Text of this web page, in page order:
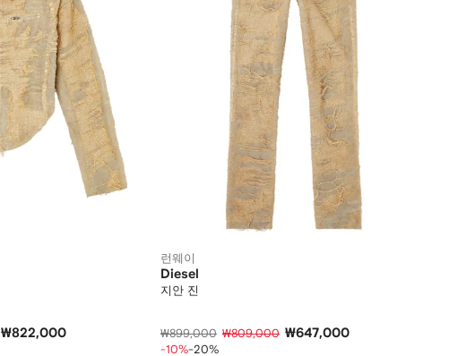
₩822,000
런웨이
Diesel
지안 진
₩899,000 ₩809,000 ₩647,000
-10%-20%